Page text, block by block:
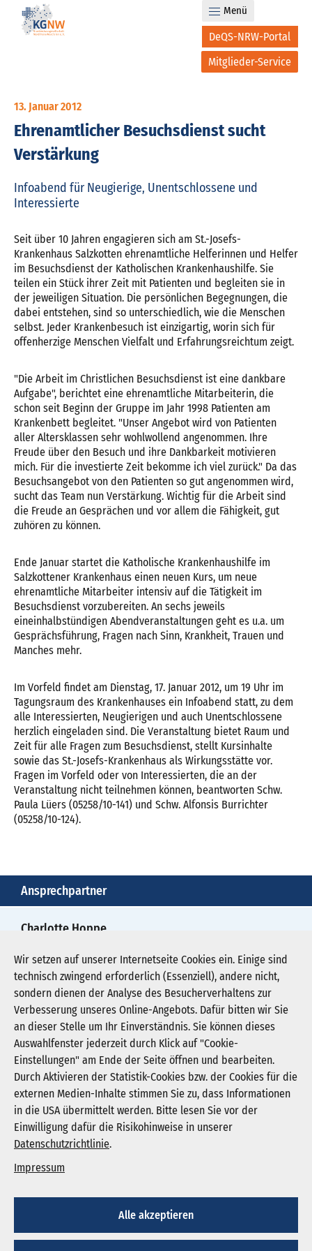
Wir setzen auf unserer Internetseite Cookies ein. Einige sind
technisch zwingend erforderlich (Essenziell), andere nicht,
sondern dienen der Analyse des Besucherverhaltens zur
Verbesserung unseres Online-Angebots. Dafür bitten wir Sie
an dieser Stelle um Ihr Einverständnis. Sie können dieses
Auswahlfenster jederzeit durch Klick auf "Cookie-
Einstellungen" am Ende der Seite öffnen und bearbeiten.
Durch Aktivieren der Statistik-Cookies bzw. der Cookies für die
externen Medien-Inhalte stimmen Sie zu, dass Informationen
in die USA übermittelt werden. Bitte lesen Sie vor der
Einwilligung dafür die Risikohinweise in unserer
Datenschutzrichtlinie.
Impressum
Alle akzeptieren
DeQS-NRW-Portal
Mitglieder-Service
Menü
13. Januar 2012
Ehrenamtlicher Besuchsdienst sucht
Verstärkung
Infoabend für Neugierige, Unentschlossene und
Interessierte
Seit über 10 Jahren engagieren sich am St.-Josefs-
Krankenhaus Salzkotten ehrenamtliche Helferinnen und Helfer
im Besuchsdienst der Katholischen Krankenhaushilfe. Sie
teilen ein Stück ihrer Zeit mit Patienten und begleiten sie in
der jeweiligen Situation. Die persönlichen Begegnungen, die
dabei entstehen, sind so unterschiedlich, wie die Menschen
selbst. Jeder Krankenbesuch ist einzigartig, worin sich für
offenherzige Menschen Vielfalt und Erfahrungsreichtum zeigt.
"Die Arbeit im Christlichen Besuchsdienst ist eine dankbare
Aufgabe", berichtet eine ehrenamtliche Mitarbeiterin, die
schon seit Beginn der Gruppe im Jahr 1998 Patienten am
Krankenbett begleitet. "Unser Angebot wird von Patienten
aller Altersklassen sehr wohlwollend angenommen. Ihre
Freude über den Besuch und ihre Dankbarkeit motivieren
mich. Für die investierte Zeit bekomme ich viel zurück." Da das
Besuchsangebot von den Patienten so gut angenommen wird,
sucht das Team nun Verstärkung. Wichtig für die Arbeit sind
die Freude an Gesprächen und vor allem die Fähigkeit, gut
zuhören zu können.
Ende Januar startet die Katholische Krankenhaushilfe im
Salzkottener Krankenhaus einen neuen Kurs, um neue
ehrenamtliche Mitarbeiter intensiv auf die Tätigkeit im
Besuchsdienst vorzubereiten. An sechs jeweils
eineinhalbstündigen Abendveranstaltungen geht es u.a. um
Gesprächsführung, Fragen nach Sinn, Krankheit, Trauen und
Manches mehr.
Im Vorfeld findet am Dienstag, 17. Januar 2012, um 19 Uhr im
Tagungsraum des Krankenhauses ein Infoabend statt, zu dem
alle Interessierten, Neugierigen und auch Unentschlossene
herzlich eingeladen sind. Die Veranstaltung bietet Raum und
Zeit für alle Fragen zum Besuchsdienst, stellt Kursinhalte
sowie das St.-Josefs-Krankenhaus als Wirkungsstätte vor.
Fragen im Vorfeld oder von Interessierten, die an der
Veranstaltung nicht teilnehmen können, beantworten Schw.
Paula Lüers (05258/10-141) und Schw. Alfonsis Burrichter
(05258/10-124).
Ansprechpartner
Charlotte Hoppe
+495251861421
a.kronsbein@vincenz.de
Newsletter abonnieren
Registrieren
KGNW - Krankenhausgesellschaft Nordrhein-
Westfalen e. V.
Humboldtstraße 31,